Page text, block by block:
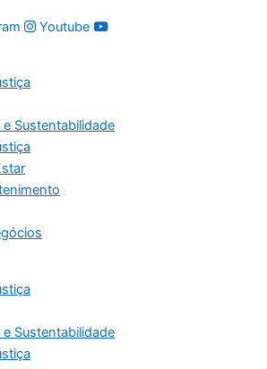
Youtube
Sustentabilidade
Sustentabilidade